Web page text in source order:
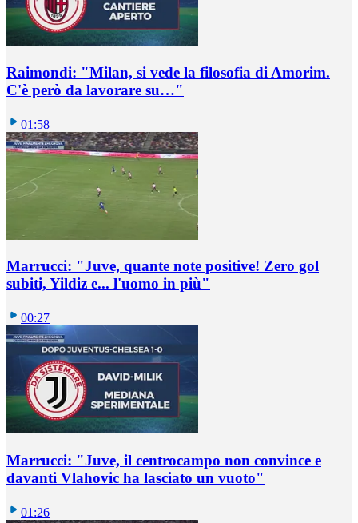
Raimondi: "Milan, si vede la filosofia di Amorim.
C'è però da lavorare su…"
01:58
Marrucci: "Juve, quante note positive! Zero gol
subiti, Yildiz e... l'uomo in più"
00:27
Marrucci: "Juve, il centrocampo non convince e
davanti Vlahovic ha lasciato un vuoto"
01:26